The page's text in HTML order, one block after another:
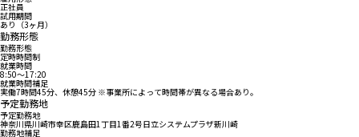
正社員
試用期間
あり（3ヶ月）
勤務形態
勤務形態
定時時間制
就業時間
8:50〜17:20
就業時間補足
実働7時間45分、休憩45分 ※事業所によって時間帯が異なる場合あり。
予定勤務地
予定勤務地
神奈川県川崎市幸区鹿島田1丁目1番2号日立システムプラザ新川崎
勤務地補足